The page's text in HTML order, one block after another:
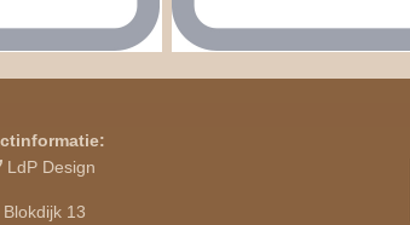
LdP Design
Blokdijk 13